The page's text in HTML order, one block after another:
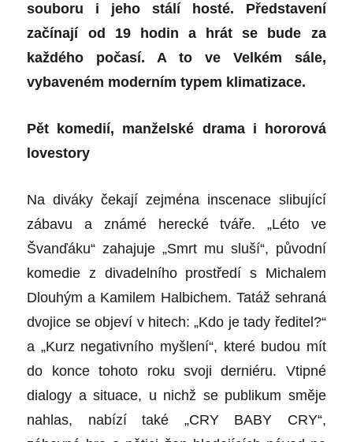
souboru i jeho stálí hosté. Představení
začínají od 19 hodin a hrát se bude za
každého počasí. A to ve Velkém sále,
vybaveném moderním typem klimatizace.
Pět komedií, manželské drama i hororová
lovestory
Na diváky čekají zejména inscenace slibující
zábavu a známé herecké tváře. „Léto ve
Švanďáku“ zahajuje „Smrt mu sluší“, původní
komedie z divadelního prostředí s Michalem
Dlouhým a Kamilem Halbichem. Tatáž sehraná
dvojice se objeví v hitech: „Kdo je tady ředitel?“
a „Kurz negativního myšlení“, které budou mít
do konce tohoto roku svoji derniéru. Vtipné
dialogy a situace, u nichž se publikum směje
nahlas, nabízí také „CRY BABY CRY“,